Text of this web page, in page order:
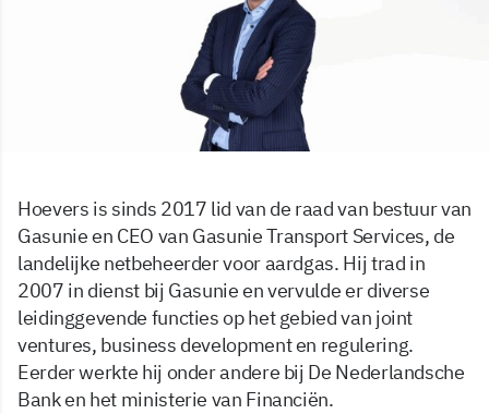
Hoevers is sinds 2017 lid van de raad van bestuur van
Gasunie en CEO van Gasunie Transport Services, de
landelijke netbeheerder voor aardgas. Hij trad in
2007 in dienst bij Gasunie en vervulde er diverse
leidinggevende functies op het gebied van joint
ventures, business development en regulering.
Eerder werkte hij onder andere bij De Nederlandsche
Bank en het ministerie van Financiën.